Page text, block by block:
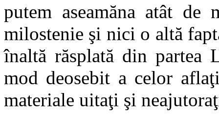
putem aseamăna atât
milostenie şi nici o altă
înaltă răs­pla­tă din partea
mod deosebit a celor
materiale uitaţi şi